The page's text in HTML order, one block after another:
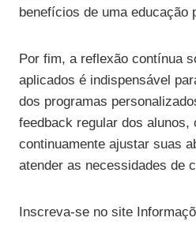
benefícios de uma educação
Por fim, a reflexão contínua
aplicados é indispensável
dos programas
feedback regular dos alunos,
continuamente ajustar suas
atender as necessidades de
Inscreva-se no site